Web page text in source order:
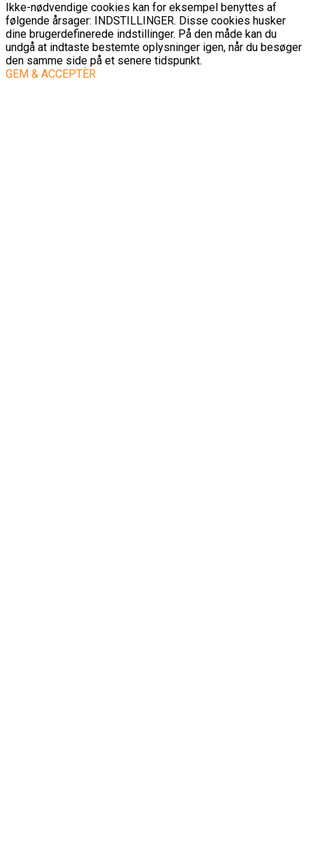
Ikke-nødvendige cookies kan for eksempel benyttes af
følgende årsager: INDSTILLINGER. Disse cookies husker
dine brugerdefinerede indstillinger. På den måde kan du
undgå at indtaste bestemte oplysninger igen, når du besøger
den samme side på et senere tidspunkt.
GEM & ACCEPTÈR